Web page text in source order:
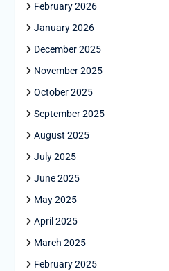
February 2026
January 2026
December 2025
November 2025
October 2025
September 2025
August 2025
July 2025
June 2025
May 2025
April 2025
March 2025
February 2025